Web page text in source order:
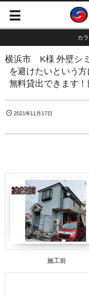
カ
横浜市 K様 外壁シ
を避けたいという
無料貸出できます
2021年11月17日
施工前